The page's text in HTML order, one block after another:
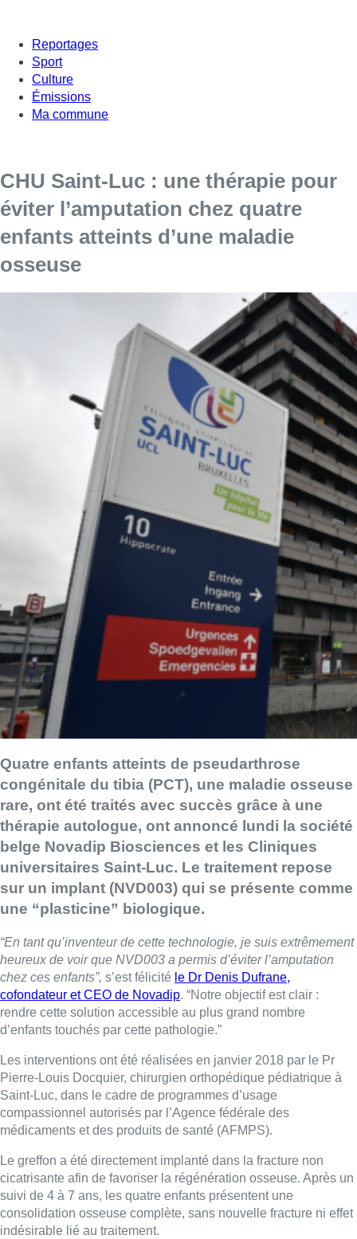
Reportages
Sport
Culture
Émissions
Ma commune
CHU Saint-Luc : une thérapie pour
éviter l’amputation chez quatre
enfants atteints d’une maladie
osseuse
Quatre enfants atteints de pseudarthrose
congénitale du tibia (PCT), une maladie osseuse
rare, ont été traités avec succès grâce à une
thérapie autologue, ont annoncé lundi la société
belge Novadip Biosciences et les Cliniques
universitaires Saint-Luc. Le traitement repose
sur un implant (NVD003) qui se présente comme
une “plasticine” biologique.
“En tant qu’inventeur de cette technologie, je suis extrêmement
heureux de voir que NVD003 a permis d’éviter l’amputation
chez ces enfants”, s’est félicité le Dr Denis Dufrane,
cofondateur et CEO de Novadip. “Notre objectif est clair :
rendre cette solution accessible au plus grand nombre
d’enfants touchés par cette pathologie.”
Les interventions ont été réalisées en janvier 2018 par le Pr
Pierre-Louis Docquier, chirurgien orthopédique pédiatrique à
Saint-Luc, dans le cadre de programmes d’usage
compassionnel autorisés par l’Agence fédérale des
médicaments et des produits de santé (AFMPS).
Le greffon a été directement implanté dans la fracture non
cicatrisante afin de favoriser la régénération osseuse. Après un
suivi de 4 à 7 ans, les quatre enfants présentent une
consolidation osseuse complète, sans nouvelle fracture ni effet
indésirable lié au traitement.